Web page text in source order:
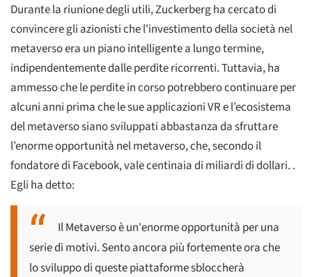
Durante la riunione degli utili, Zuckerberg ha cercato di
convincere gli azionisti che l'investimento della società nel
metaverso era un piano intelligente a lungo termine,
indipendentemente dalle perdite ricorrenti. Tuttavia, ha
ammesso che le perdite in corso potrebbero continuare per
alcuni anni prima che le sue applicazioni VR e l’ecosistema
del metaverso siano sviluppati abbastanza da sfruttare
l’enorme opportunità nel metaverso, che, secondo il
fondatore di Facebook, vale centinaia di miliardi di dollari. .
Egli ha detto:
Il Metaverso è un'enorme opportunità per una
serie di motivi. Sento ancora più fortemente ora che
lo sviluppo di queste piattaforme sbloccherà